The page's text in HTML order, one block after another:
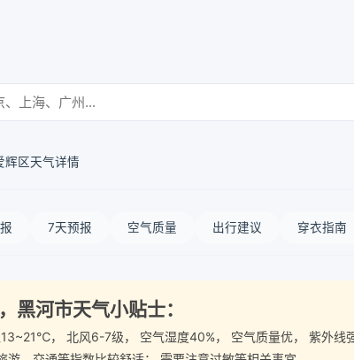
辉区天气详情
7天预报 空气质量 出行建议 穿衣指南
河市天气小贴士：
13~21℃， 北风6-7级， 空气湿度40%， 空气质量优， 紫外